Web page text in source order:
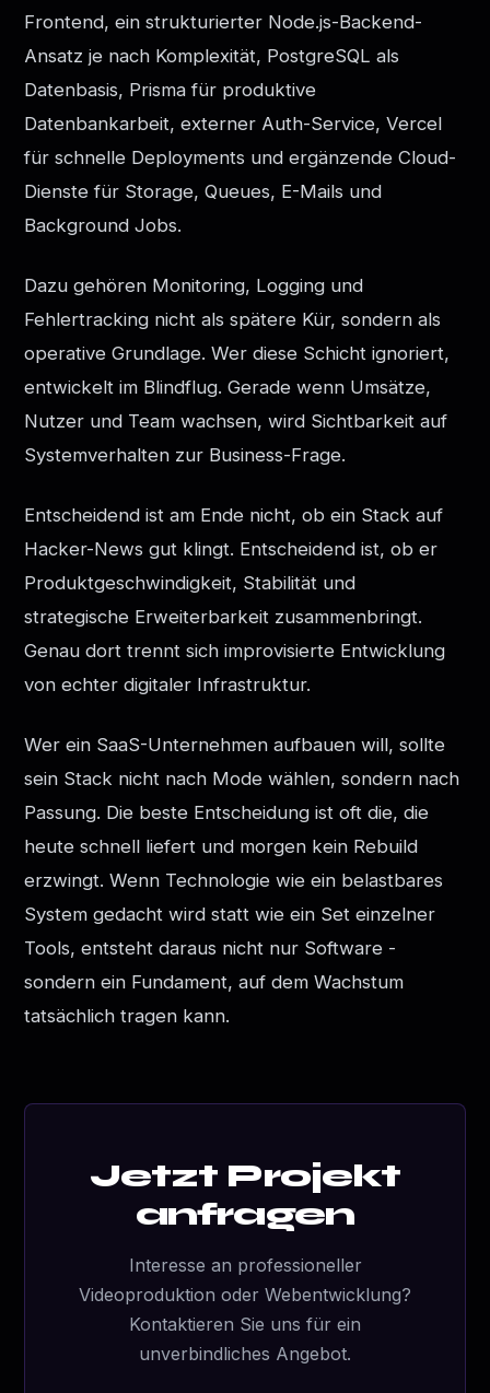
Frontend, ein strukturierter Node.js-Backend-
Ansatz je nach Komplexität, PostgreSQL als
Datenbasis, Prisma für produktive
Datenbankarbeit, externer Auth-Service, Vercel
für schnelle Deployments und ergänzende Cloud-
Dienste für Storage, Queues, E-Mails und
Background Jobs.
Dazu gehören Monitoring, Logging und
Fehlertracking nicht als spätere Kür, sondern als
operative Grundlage. Wer diese Schicht ignoriert,
entwickelt im Blindflug. Gerade wenn Umsätze,
Nutzer und Team wachsen, wird Sichtbarkeit auf
Systemverhalten zur Business-Frage.
Entscheidend ist am Ende nicht, ob ein Stack auf
Hacker-News gut klingt. Entscheidend ist, ob er
Produktgeschwindigkeit, Stabilität und
strategische Erweiterbarkeit zusammenbringt.
Genau dort trennt sich improvisierte Entwicklung
von echter digitaler Infrastruktur.
Wer ein SaaS-Unternehmen aufbauen will, sollte
sein Stack nicht nach Mode wählen, sondern nach
Passung. Die beste Entscheidung ist oft die, die
heute schnell liefert und morgen kein Rebuild
erzwingt. Wenn Technologie wie ein belastbares
System gedacht wird statt wie ein Set einzelner
Tools, entsteht daraus nicht nur Software -
sondern ein Fundament, auf dem Wachstum
tatsächlich tragen kann.
Jetzt Projekt
anfragen
Interesse an professioneller
Videoproduktion oder Webentwicklung?
Kontaktieren Sie uns für ein
unverbindliches Angebot.